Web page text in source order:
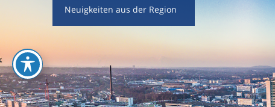
Neuigkeiten aus der Region